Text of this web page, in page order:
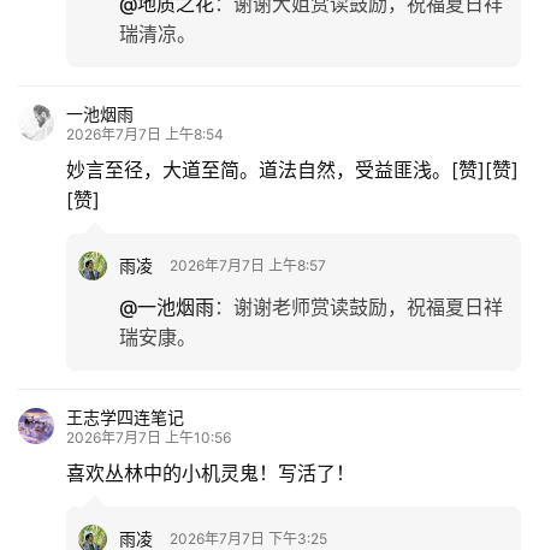
瑞清凉。
一池烟雨
2026年7月7日 上午8:54
妙言至径，大道至简。道法自然，受益匪浅。[赞][赞]
[赞]
雨凌 2026年7月7日 上午8:57
@一池烟雨： 谢谢老师赏读鼓励，祝福夏日祥
瑞安康。
王志学四连笔记
2026年7月7日 上午10:56
喜欢丛林中的小机灵鬼！写活了！
雨凌 2026年7月7日 下午3:25